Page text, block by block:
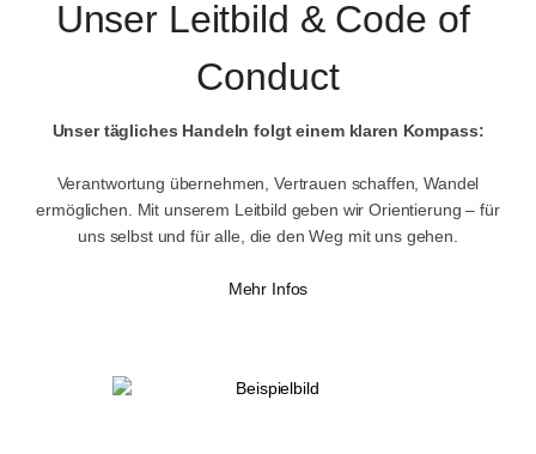
Unser Leitbild & Code of
Conduct
Unser tägliches Handeln folgt einem klaren Kompass:
Verantwortung übernehmen, Vertrauen schaffen, Wandel
ermöglichen. Mit unserem Leitbild geben wir Orientierung – für
uns selbst und für alle, die den Weg mit uns gehen.
Mehr Infos